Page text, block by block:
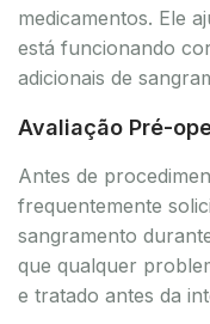
medicamentos. Ele
está funcionando
adicionais de
Avaliação Pré-
Antes de
frequentemente
sangramento
que qualquer
e tratado antes da